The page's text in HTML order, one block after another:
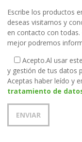
Escribe los productos
deseas visitarnos y
en contacto con
mejor podremos
Acepto.Al usar
y gestión de tus datos
Aceptas haber leído y
tratamiento de